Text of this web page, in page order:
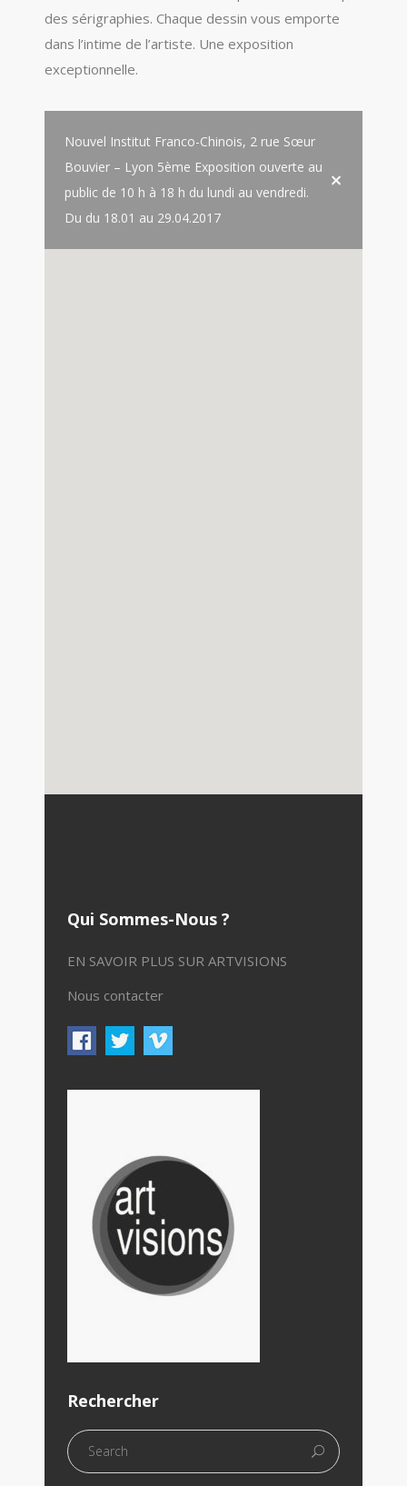
des sérigraphies. Chaque dessin vous emporte
dans l’intime de l’artiste. Une exposition
exceptionnelle.
Nouvel Institut Franco-Chinois, 2 rue Sœur
Bouvier – Lyon 5ème Exposition ouverte au
public de 10 h à 18 h du lundi au vendredi.
Du du 18.01 au 29.04.2017
Qui Sommes-Nous ?
EN SAVOIR PLUS SUR ARTVISIONS
Nous contacter
Rechercher